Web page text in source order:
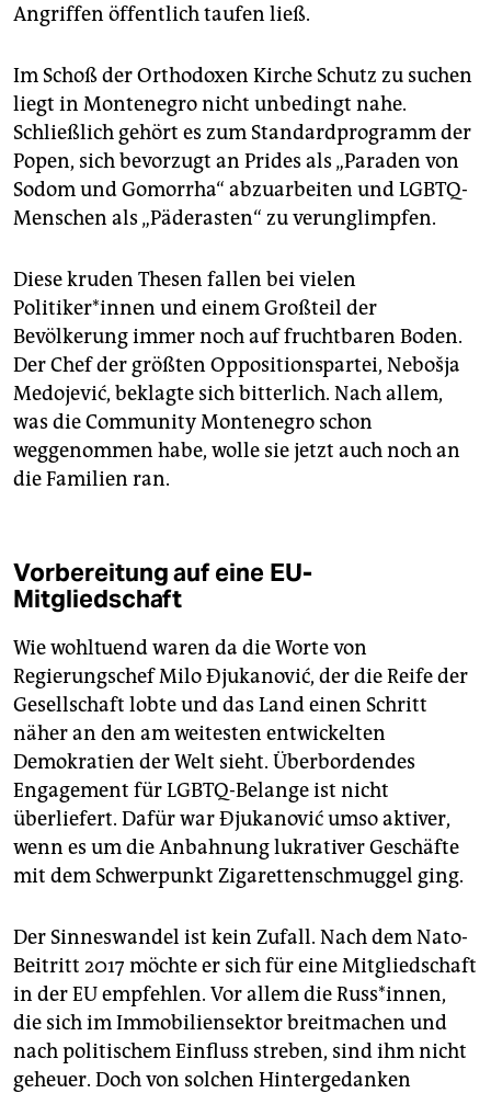
Angriffen öffentlich taufen ließ.
Im Schoß der Orthodoxen Kirche Schutz zu suchen
liegt in Montenegro nicht unbedingt nahe.
Schließlich gehört es zum Standardprogramm der
Popen, sich bevorzugt an Prides als „Paraden von
Sodom und Gomorrha“ abzuarbeiten und LGBTQ-
Menschen als „Päderasten“ zu verunglimpfen.
Diese kruden Thesen fallen bei vielen
Politiker*innen und einem Großteil der
Bevölkerung immer noch auf fruchtbaren Boden.
Der Chef der größten Oppositionspartei, Nebošja
Medojević, beklagte sich bitterlich. Nach allem,
was die Community Montenegro schon
weggenommen habe, wolle sie jetzt auch noch an
die Familien ran.
Vorbereitung auf eine EU-
Mitgliedschaft
Wie wohltuend waren da die Worte von
Regierungschef Milo Đjukanović, der die Reife der
Gesellschaft lobte und das Land einen Schritt
näher an den am weitesten entwickelten
Demokratien der Welt sieht. Überbordendes
Engagement für LGBTQ-Belange ist nicht
überliefert. Dafür war Đjukanović umso aktiver,
wenn es um die Anbahnung lukrativer Geschäfte
mit dem Schwerpunkt Zigarettenschmuggel ging.
Der Sinneswandel ist kein Zufall. Nach dem Nato-
Beitritt 2017 möchte er sich für eine Mitgliedschaft
in der EU empfehlen. Vor allem die Russ*innen,
die sich im Immobiliensektor breitmachen und
nach politischem Einfluss streben, sind ihm nicht
geheuer. Doch von solchen Hintergedanken